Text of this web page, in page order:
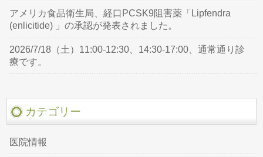
アメリカ食品衛生局、経口PCSK9阻害薬「Lipfendra
(enlicitide) 」の承認が発表されました。
2026/7/18（土）11:00-12:30、14:30-17:00、通常通り診
療です。
カテゴリー
医院情報